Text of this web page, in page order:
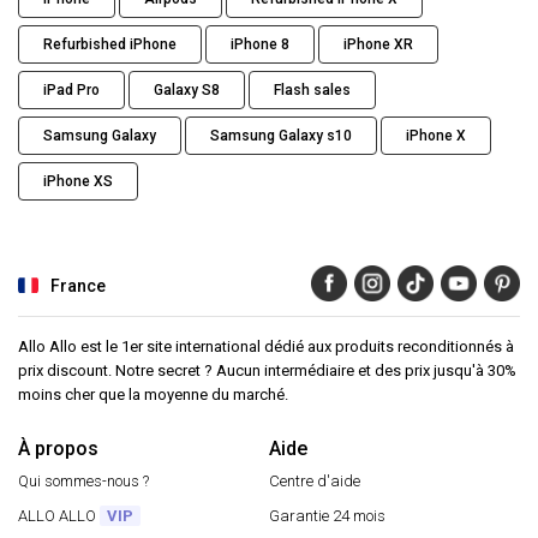
Refurbished iPhone iPhone 8 iPhone XR
iPad Pro Galaxy S8 Flash sales
Samsung Galaxy Samsung Galaxy s10 iPhone X
iPhone XS
France
Allo Allo est le 1er site international dédié aux produits reconditionnés à
prix discount. Notre secret ? Aucun intermédiaire et des prix jusqu'à 30%
moins cher que la moyenne du marché.
À propos
Qui sommes-nous ?
ALLO ALLO
VIP
Aide
Centre d'aide
Garantie 24 mois